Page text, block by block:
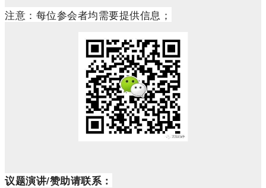
注意：每位参会者均需要提供信息；
议题演讲/赞助请联系：